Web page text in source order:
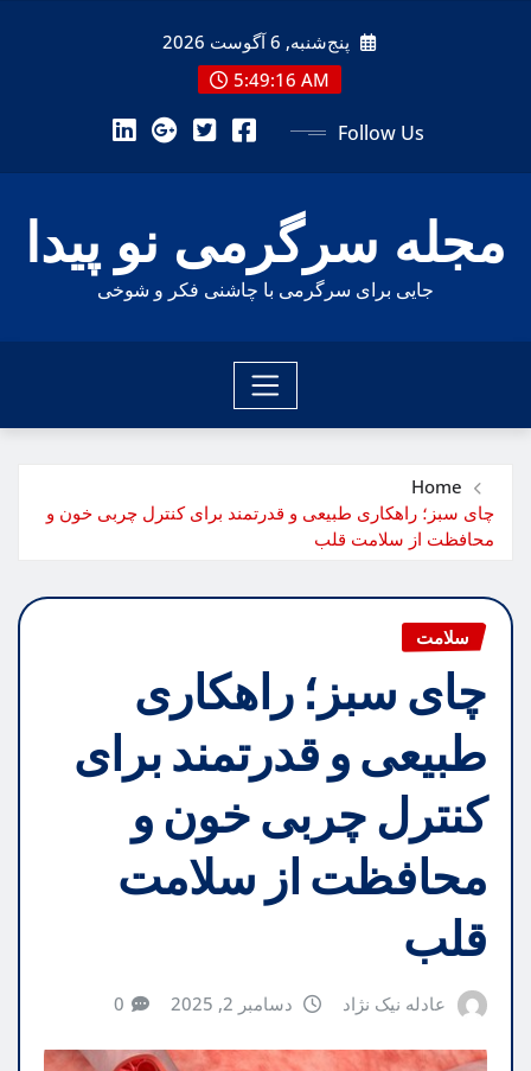
پنج‌شنبه, 6 آگوست 2026
5:49:17 AM
Follow Us
مجله سرگرمی نو پیدا
جایی برای سرگرمی با چاشنی فکر و شوخی
Home
چای سبز؛ راهکاری طبیعی و قدرتمند برای کنترل چربی خون و
محافظت از سلامت قلب
سلامت
چای سبز؛ راهکاری
طبیعی و قدرتمند برای
کنترل چربی خون و
محافظت از سلامت
قلب
عادله نیک نژاد دسامبر 2, 2025 0